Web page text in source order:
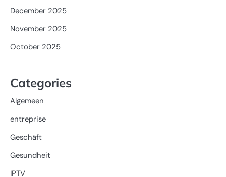
December 2025
November 2025
October 2025
Categories
Algemeen
entreprise
Geschäft
Gesundheit
IPTV